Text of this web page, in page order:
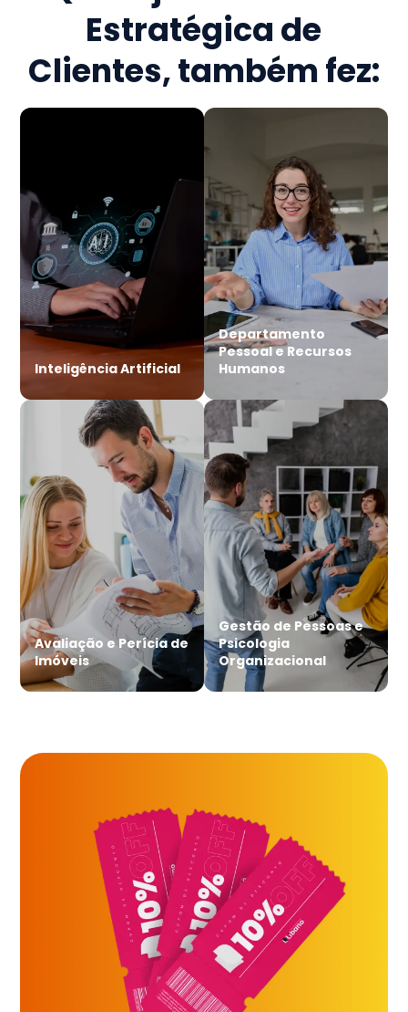
Estratégica de
Clientes, também fez:
Inteligência Artificial
Departamento
Pessoal e Recursos
Humanos
Avaliação e Perícia de
Imóveis
Gestão de Pessoas e
Psicologia
Organizacional